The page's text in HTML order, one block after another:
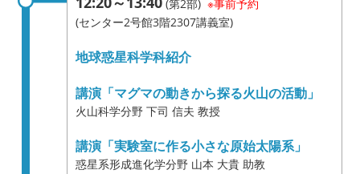
(第2部)※事前予約
(センター2号館3階2307講義室)
地球惑星科学科紹介
講演「マグマの動きから探る火山の活動」
火山科学分野 下司 信夫 教授
講演「実験室に作る小さな原始太陽系」
惑星系形成進化学分野 山本 大貴 助教